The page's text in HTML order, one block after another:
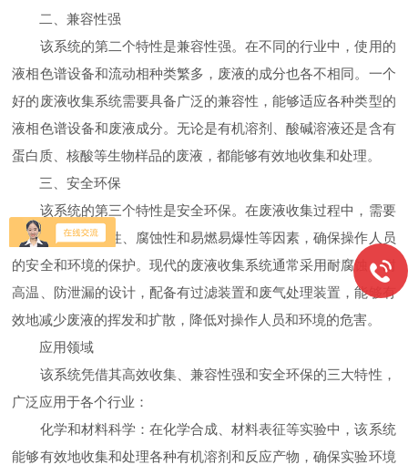
二、兼容性强
该系统的第二个特性是兼容性强。在不同的行业中，使用的
液相色谱设备和流动相种类繁多，废液的成分也各不相同。一个
好的废液收集系统需要具备广泛的兼容性，能够适应各种类型的
液相色谱设备和废液成分。无论是有机溶剂、酸碱溶液还是含有
蛋白质、核酸等生物样品的废液，都能够有效地收集和处理。
三、安全环保
该系统的第三个特性是安全环保。在废液收集过程中，需要
考虑到废液的毒性、腐蚀性和易燃易爆性等因素，确保操作人员
的安全和环境的保护。现代的废液收集系统通常采用耐腐蚀、耐
高温、防泄漏的设计，配备有过滤装置和废气处理装置，能够有
效地减少废液的挥发和扩散，降低对操作人员和环境的危害。
应用领域
该系统凭借其高效收集、兼容性强和安全环保的三大特性，
广泛应用于各个行业：
化学和材料科学：在化学合成、材料表征等实验中，该系统
能够有效地收集和处理各种有机溶剂和反应产物，确保实验环境